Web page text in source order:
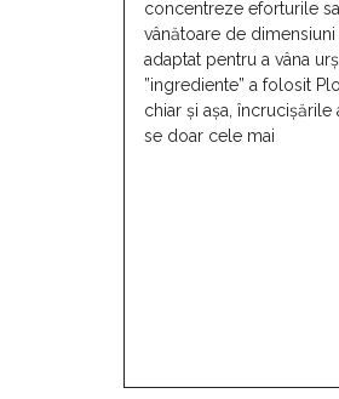
concentreze eforturile
vânătoare de dimensiuni
adaptat pentru a vâna
”ingrediente” a folosit
chiar și așa,
se doar cele mai